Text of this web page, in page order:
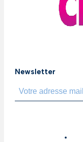
Newsletter